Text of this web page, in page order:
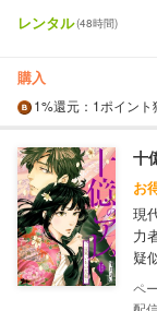
レンタル(48時間)
購入
1%還元 ：1ポイン
十
お
現
力
疑